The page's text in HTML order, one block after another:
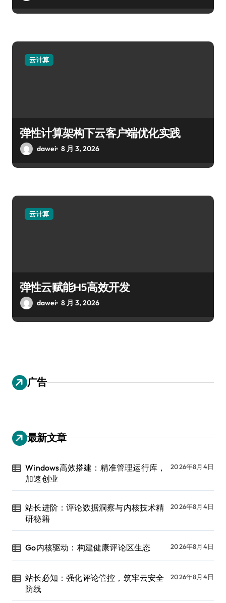
云计算
弹性计算架构下云客户端优化实践
dawei 8 月 3, 2026
云计算
弹性云赋能H5高效开发
dawei 8 月 3, 2026
广告
最新文章
Windows高效搭建：精准管理运行库，
加速创业
2026年8月4日
站长进阶：评论数据洞察与内核技术精
研秘籍
2026年8月4日
Go内核驱动：构建健康评论区生态 2026年8月4日
站长必知：强化评论管控，筑牢云安全
防线
2026年8月4日